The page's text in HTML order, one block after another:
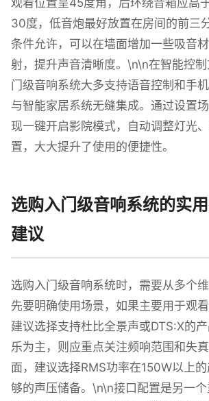
观看位置呈45度角，后环绕音箱应高
30度，低音炮最好放置在房间的前三
条件允许，可以在墙面增加一些吸音
射，提升声音清晰度。\n\n在智能控
门级音响系统大多支持语音控制和手
与智能家居系统无缝集成。通过设置
现一键开启影院模式，自动调整灯光
置，大大提升了使用的便捷性。
选购入门级音响系统的实
建议
选购入门级音响系统时，需要从多个
先要明确使用场景，如果主要用于观看
建议选择支持杜比全景声或DTS:X的
乐为主，则应重点关注频响范围和失
面，建议选择RMS功率在150W以上
够的声压储备。\n\n接口配置是另一个